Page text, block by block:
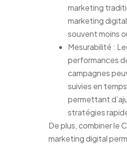
marketing
marketing
souvent moins
Mesurabilité :
performances
campagnes
suivies en
permettant
stratégies
De plus, combiner le
marketing digital